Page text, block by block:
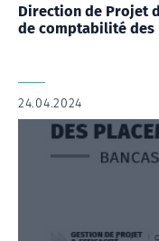
Direction de Projet
de comptabilité des
24.04.2024